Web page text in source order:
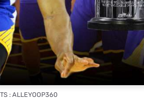
: ALLEYOOP360